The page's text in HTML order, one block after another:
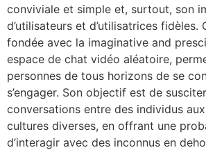
conviviale et simple et, surtout, son
d’utilisateurs et d’utilisatrices fidèles.
fondée avec la imaginative and
espace de chat vidéo aléatoire,
personnes de tous horizons de se
s’engager. Son objectif est de
conversations entre des individus
cultures diverses, en offrant une
d’interagir avec des inconnus en